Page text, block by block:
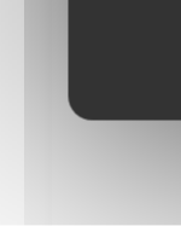
Pour une